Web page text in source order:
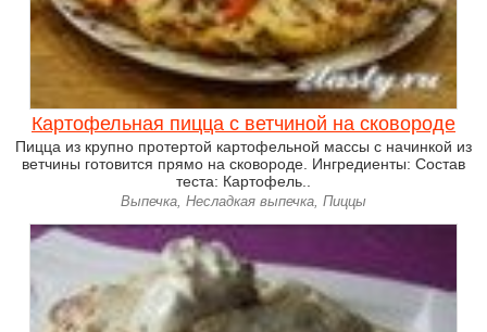
Картофельная пицца с ветчиной на сковороде
Пицца из крупно протертой картофельной массы с начинкой из
ветчины готовится прямо на сковороде. Ингредиенты: Состав
теста: Картофель..
Выпечка, Несладкая выпечка, Пиццы